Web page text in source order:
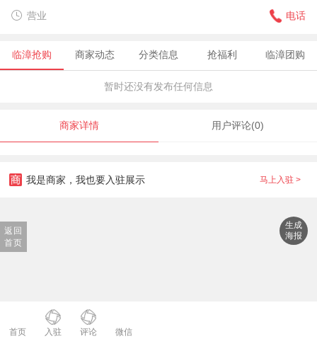
电话
营业
临漳抢购 商家动态 分类信息 抢福利 临漳团购
暂时还没有发布任何信息
商家详情 用户评论(0)
马上入驻 >
我是商家，我也要入驻展示
首页 入驻 评论 微信
返回
首页
生成
海报